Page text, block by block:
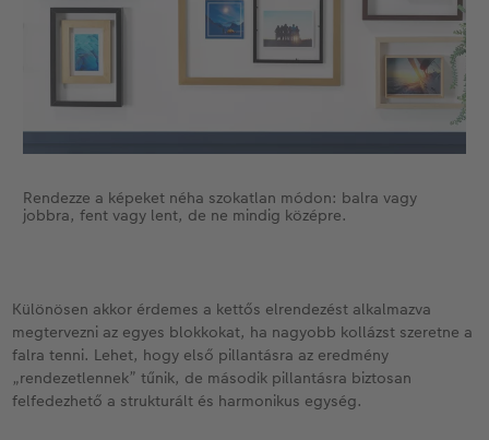
Rendezze a képeket néha szokatlan módon: balra vagy
jobbra, fent vagy lent, de ne mindig középre.
Különösen akkor érdemes a kettős elrendezést alkalmazva
megtervezni az egyes blokkokat, ha nagyobb kollázst szeretne a
falra tenni. Lehet, hogy első pillantásra az eredmény
„rendezetlennek” tűnik, de második pillantásra biztosan
felfedezhető a strukturált és harmonikus egység.